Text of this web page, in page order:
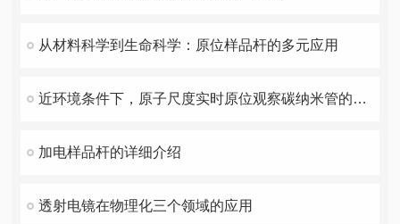
从材料科学到生命科学：原位样品杆的多元应用
近环境条件下，原子尺度实时原位观察碳纳米管的生长及终止过程！
加电样品杆的详细介绍
透射电镜在物理化三个领域的应用